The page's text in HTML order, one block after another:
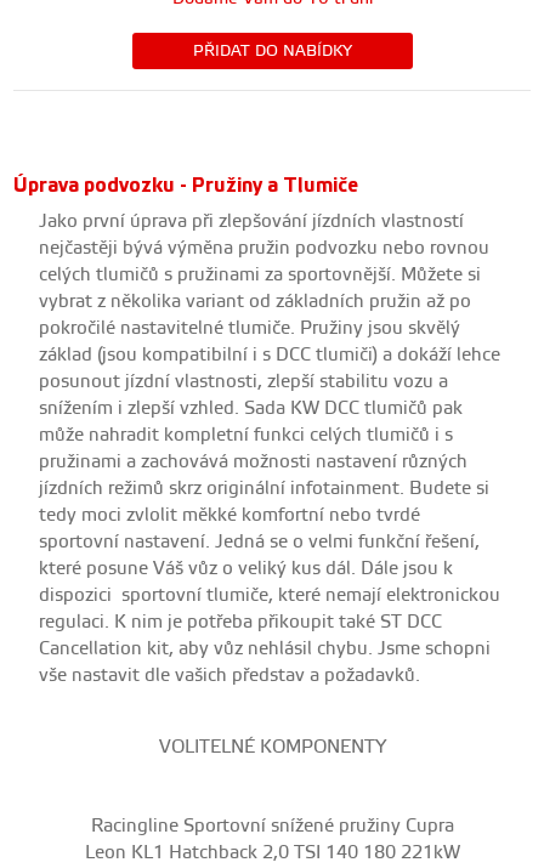
PŘIDAT DO NABÍDKY
Úprava podvozku - Pružiny a Tlumiče
Jako první úprava při zlepšování jízdních vlastností
nejčastěji bývá výměna pružin podvozku nebo rovnou
celých tlumičů s pružinami za sportovnější. Můžete si
vybrat z několika variant od základních pružin až po
pokročilé nastavitelné tlumiče. Pružiny jsou skvělý
základ (jsou kompatibilní i s DCC tlumiči) a dokáží lehce
posunout jízdní vlastnosti, zlepší stabilitu vozu a
snížením i zlepší vzhled. Sada KW DCC tlumičů pak
může nahradit kompletní funkci celých tlumičů i s
pružinami a zachovává možnosti nastavení různých
jízdních režimů skrz originální infotainment. Budete si
tedy moci zvlolit měkké komfortní nebo tvrdé
sportovní nastavení. Jedná se o velmi funkční řešení,
které posune Váš vůz o veliký kus dál. Dále jsou k
dispozici sportovní tlumiče, které nemají elektronickou
regulaci. K nim je potřeba přikoupit také ST DCC
Cancellation kit, aby vůz nehlásil chybu. Jsme schopni
vše nastavit dle vašich představ a požadavků.
VOLITELNÉ KOMPONENTY
Racingline Sportovní snížené pružiny Cupra
Leon KL1 Hatchback 2,0 TSI 140 180 221kW